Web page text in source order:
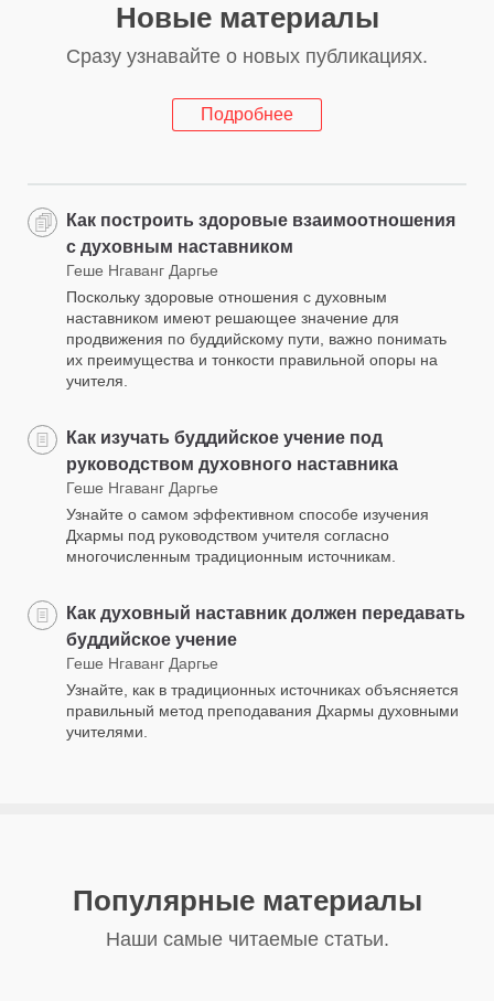
Новые материалы
Сразу узнавайте о новых публикациях.
Подробнее
Как построить здоровые взаимоотношения
с духовным наставником
Геше Нгаванг Даргье
Поскольку здоровые отношения с духовным
наставником имеют решающее значение для
продвижения по буддийскому пути, важно понимать
их преимущества и тонкости правильной опоры на
учителя.
Как изучать буддийское учение под
руководством духовного наставника
Геше Нгаванг Даргье
Узнайте о самом эффективном способе изучения
Дхармы под руководством учителя согласно
многочисленным традиционным источникам.
Как духовный наставник должен передавать
буддийское учение
Геше Нгаванг Даргье
Узнайте, как в традиционных источниках объясняется
правильный метод преподавания Дхармы духовными
учителями.
Популярные материалы
Наши самые читаемые статьи.